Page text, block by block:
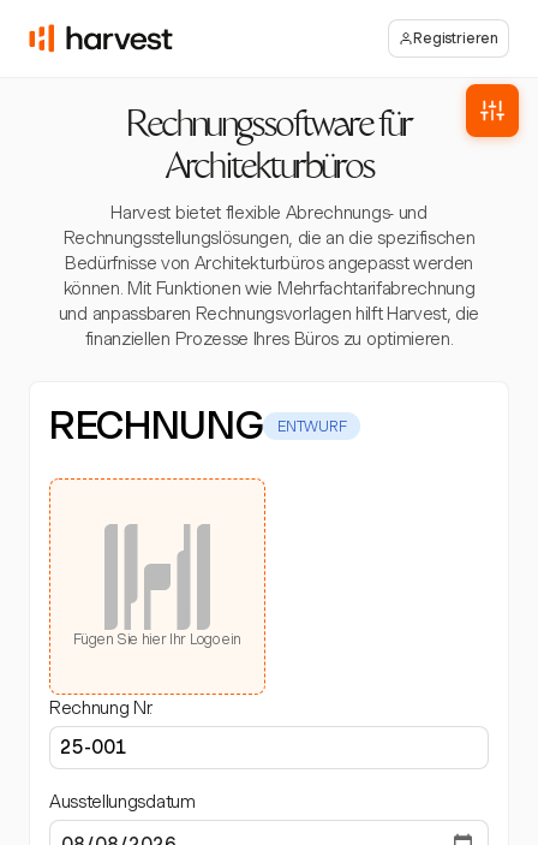
Registrieren
Rechnungssoftware für
Architekturbüros
Harvest bietet flexible Abrechnungs- und
Rechnungsstellungslösungen, die an die spezifischen
Bedürfnisse von Architekturbüros angepasst werden
können. Mit Funktionen wie Mehrfachtarifabrechnung
und anpassbaren Rechnungsvorlagen hilft Harvest, die
finanziellen Prozesse Ihres Büros zu optimieren.
RECHNUNG ENTWURF
Fügen Sie hier Ihr Logo ein
Rechnung Nr.
Ausstellungsdatum